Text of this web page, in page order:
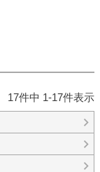
17件中 1-17件表示